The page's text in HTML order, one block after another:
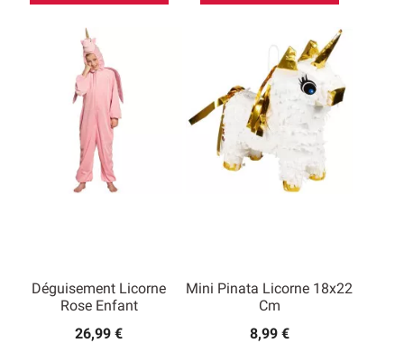
Déguisement Licorne
Rose Enfant
26,99 €
Mini Pinata Licorne 18x22
Cm
8,99 €